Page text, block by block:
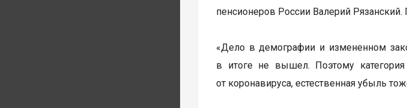
пенсионеров России Валерий
«Дело в демографии и измененном
в итоге не вышел. Поэтому
от коронавируса, естественная убыль